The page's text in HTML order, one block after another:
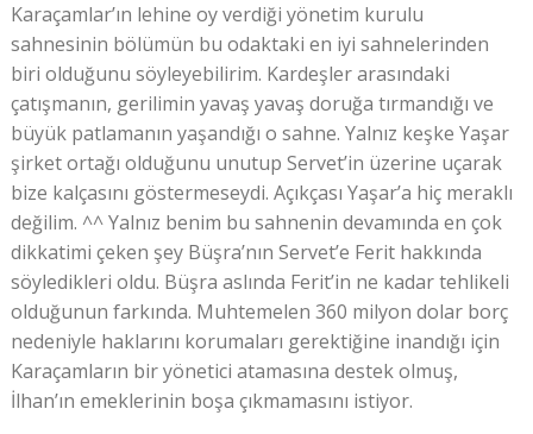
Karaçamlar’ın lehine oy verdiği yönetim kurulu
sahnesinin bölümün bu odaktaki en iyi sahnelerinden
biri olduğunu söyleyebilirim. Kardeşler arasındaki
çatışmanın, gerilimin yavaş yavaş doruğa tırmandığı ve
büyük patlamanın yaşandığı o sahne. Yalnız keşke Yaşar
şirket ortağı olduğunu unutup Servet’in üzerine uçarak
bize kalçasını göstermeseydi. Açıkçası Yaşar’a hiç meraklı
değilim. ^^ Yalnız benim bu sahnenin devamında en çok
dikkatimi çeken şey Büşra’nın Servet’e Ferit hakkında
söyledikleri oldu. Büşra aslında Ferit’in ne kadar tehlikeli
olduğunun farkında. Muhtemelen 360 milyon dolar borç
nedeniyle haklarını korumaları gerektiğine inandığı için
Karaçamların bir yönetici atamasına destek olmuş,
İlhan’ın emeklerinin boşa çıkmamasını istiyor.